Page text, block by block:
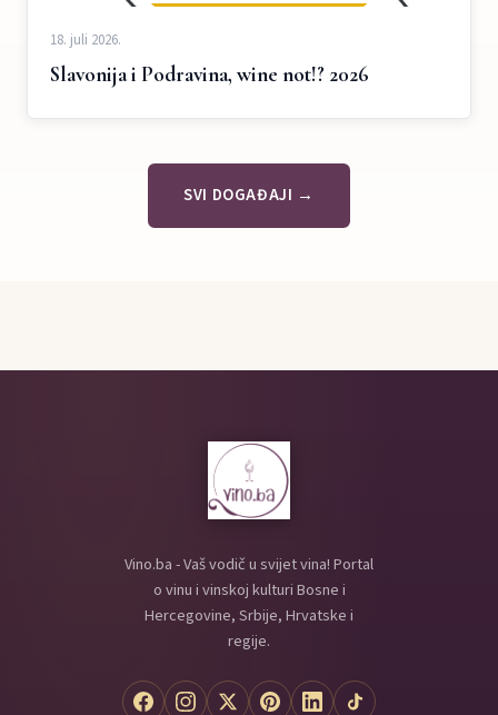
18. juli 2026.
Slavonija i Podravina, wine not!? 2026
SVI DOGAĐAJI →
Vino.ba - Vaš vodič u svijet vina! Portal
o vinu i vinskoj kulturi Bosne i
Hercegovine, Srbije, Hrvatske i
regije.